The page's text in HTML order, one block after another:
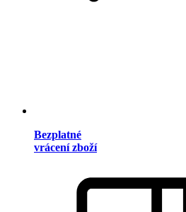
Bezplatné
vrácení zboží